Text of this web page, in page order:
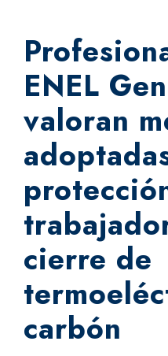
ENEL
valoran
cierre de
carbón